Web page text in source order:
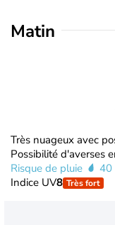
Matin
Très nuageux avec
Possibilité d'averses
Risque de pluie
40
Indice UV8 Très fort